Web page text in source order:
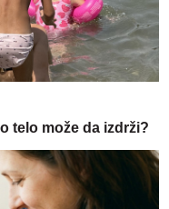
telo može da izdrži?